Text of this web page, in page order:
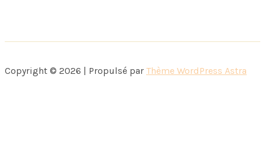
Copyright © 2026 | Propulsé par Thème WordPress Astra